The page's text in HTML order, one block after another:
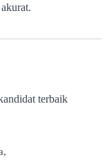
terbaik